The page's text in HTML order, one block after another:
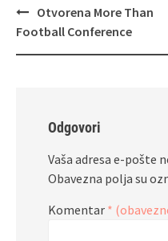
Navigacija
objava
Otvorena More Than
Football Conference
Odgovori
Vaša adresa e-pošte
Obavezna polja su
Komentar *